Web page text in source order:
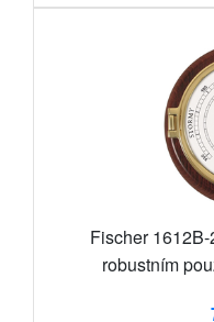
Fischer
robustním